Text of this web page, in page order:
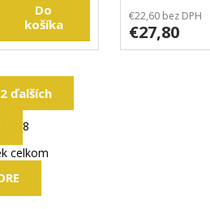
Do
košíka
€22,60 bez DPH
€27,80
ďalších
8
celkom